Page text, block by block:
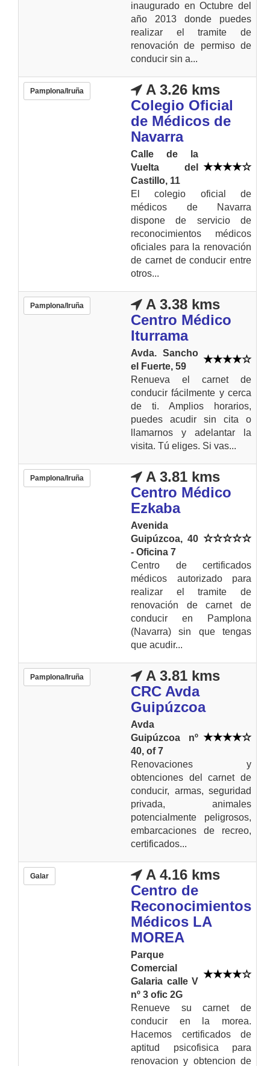
inaugurado en Octubre del
año 2013 donde puedes
realizar el tramite de
renovación de permiso de
conducir sin a...
Pamplona/Iruña
A 3.26 kms
Colegio Oficial
de Médicos de
Navarra
Calle de la
Vuelta del
Castillo, 11
El colegio oficial de
médicos de Navarra
dispone de servicio de
reconocimientos médicos
oficiales para la renovación
de carnet de conducir entre
otros...
Pamplona/Iruña
A 3.38 kms
Centro Médico
Iturrama
Avda. Sancho
el Fuerte, 59
Renueva el carnet de
conducir fácilmente y cerca
de ti. Amplios horarios,
puedes acudir sin cita o
llamarnos y adelantar la
visita. Tú eliges. Si vas...
Pamplona/Iruña
A 3.81 kms
Centro Médico
Ezkaba
Avenida
Guipúzcoa, 40
- Oficina 7
Centro de certificados
médicos autorizado para
realizar el tramite de
renovación de carnet de
conducir en Pamplona
(Navarra) sin que tengas
que acudir...
Pamplona/Iruña
A 3.81 kms
CRC Avda
Guipúzcoa
Avda
Guipúzcoa nº
40, of 7
Renovaciones y
obtenciones del carnet de
conducir, armas, seguridad
privada, animales
potencialmente peligrosos,
embarcaciones de recreo,
certificados...
Galar
A 4.16 kms
Centro de
Reconocimientos
Médicos LA
MOREA
Parque
Comercial
Galaria calle V
nº 3 ofic 2G
Renueve su carnet de
conducir en la morea.
Hacemos certificados de
aptitud psicofisica para
renovacion y obtencion de